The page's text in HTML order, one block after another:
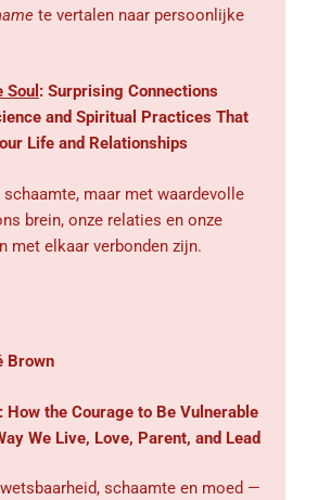
te vertalen naar persoonlijke
: Surprising Connections
and Spiritual Practices That
Life and Relationships
schaamte, maar met waardevolle
brein, onze relaties en onze
met elkaar verbonden zijn.
Brown
: How the Courage to Be Vulnerable
We Live, Love, Parent, and Lead
schaamte en moed —